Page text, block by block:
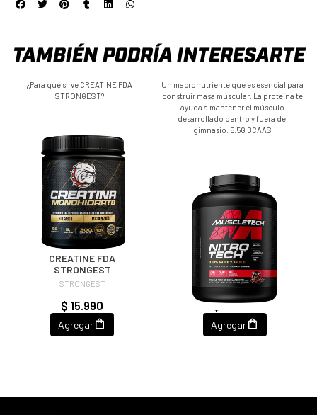
TAMBIÉN PODRÍA INTERESARTE
¿Para qué sirve CREATINE FDA
STRONGEST?
CREATINE FDA
STRONGEST
STRONGEST
$ 15.990
Agregar
Un macronutriente que es esencial para
construir masa muscular. La proteína te
ayuda a mantener el músculo
desarrollado dentro y fuera del
gimnasio. 5.5G BCAAS
NITRO TECH WHEY GOLD
$ 79.990
Agregar